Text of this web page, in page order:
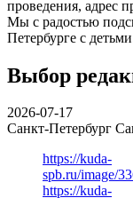
проведения, адрес
Мы с радостью
Петербурге с
Выбор
2026-07-17
Санкт-Петербург
https://kuda-
spb.ru/image/
https://kuda-